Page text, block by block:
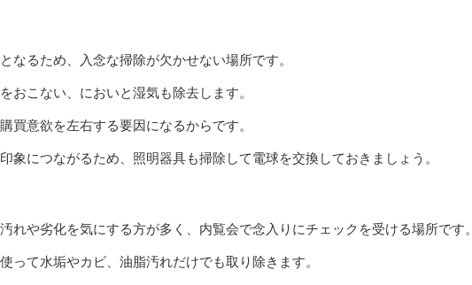
なるため、入念な掃除が欠かせない場所です。
おこない、においと湿気も除去します。
買意欲を左右する要因になるからです。
象につながるため、照明器具も掃除して電球を交換しておきましょう。
れや劣化を気にする方が多く、内覧会で念入りにチェックを受ける場所です。
って水垢やカビ、油脂汚れだけでも取り除きます。